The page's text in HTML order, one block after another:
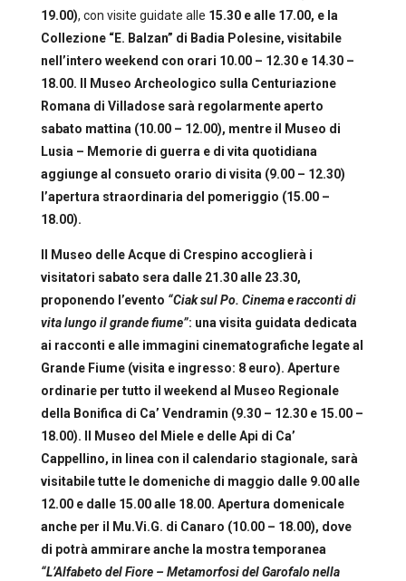
19.00), con visite guidate alle 15.30 e alle 17.00, e la
Collezione “E. Balzan” di Badia Polesine, visitabile
nell’intero weekend con orari 10.00 – 12.30 e 14.30 –
18.00.
Il Museo Archeologico sulla Centuriazione
Romana di Villadose sarà regolarmente aperto
sabato mattina (10.00 – 12.00), mentre il
Museo di
Lusia – Memorie di guerra e di vita quotidiana
aggiunge al consueto orario di visita (9.00 – 12.30)
l’apertura straordinaria del pomeriggio (15.00 –
18.00).
Museo delle Acque di Crespino accoglierà i
visitatori sabato sera dalle 21.30 alle 23.30,
proponendo l’evento “Ciak sul Po. Cinema e racconti di
vita lungo il grande fiume”: una visita guidata dedicata
ai racconti e alle immagini cinematografiche legate al
Grande Fiume (visita e ingresso: 8 euro). Aperture
ordinarie per tutto il weekend al
Museo Regionale
della Bonifica di Ca’ Vendramin (9.30 – 12.30 e 15.00 –
18.00). Il
Museo del Miele e delle Api di Ca’
Cappellino, in linea con il calendario stagionale, sarà
visitabile tutte le domeniche di maggio dalle 9.00 alle
12.00 e dalle 15.00 alle 18.00. Apertura domenicale
anche per il
Mu.Vi.G. di Canaro (10.00 – 18.00), dove
di potrà ammirare anche la mostra temporanea
“L’Alfabeto del Fiore – Metamorfosi del Garofalo nella